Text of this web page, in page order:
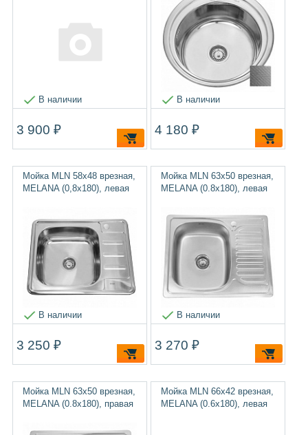
В наличии
3 900 ₽
В наличии
4 180 ₽
Мойка MLN 58х48 врезная,
MELANA (0,8х180), левая
В наличии
3 250 ₽
Мойка MLN 63х50 врезная,
MELANA (0.8х180), левая
В наличии
3 270 ₽
Мойка MLN 63х50 врезная,
MELANA (0.8х180), правая
Мойка MLN 66х42 врезная,
MELANA (0.6х180), левая